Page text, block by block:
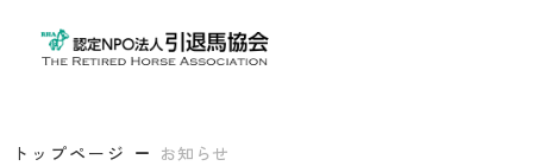
トップページ お知らせ